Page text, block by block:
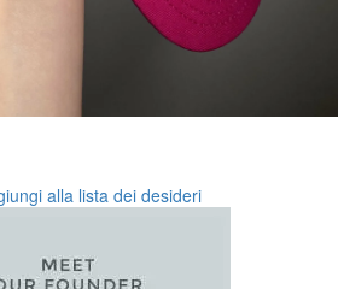
alla lista dei desideri